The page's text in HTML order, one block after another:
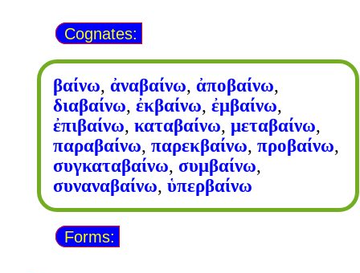
Cognates:
βαίνω, ἀναβαίνω, ἀποβαίνω,
διαβαίνω, ἐκβαίνω, ἐμβαίνω,
ἐπιβαίνω, καταβαίνω, μεταβαίνω,
παραβαίνω, παρεκβαίνω, προβαίνω,
συγκαταβαίνω, συμβαίνω,
συναναβαίνω, ὑπερβαίνω
Forms: